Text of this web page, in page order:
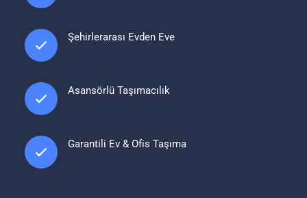
Şehirlerarası Evden Eve
Asansörlü Taşımacılık
Garantili Ev & Ofis Taşıma